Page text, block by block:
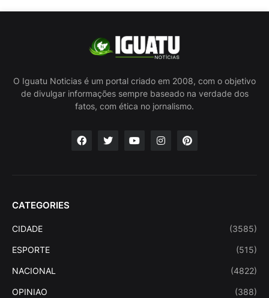
O Iguatu Noticias é um portal criado em 2008, com o objetivo
de divulgar informações sempre baseado na verdade dos
fatos, com ética no jornalismo.
CATEGORIES
CIDADE (3585)
ESPORTE (515)
NACIONAL (4822)
OPINIAO (388)